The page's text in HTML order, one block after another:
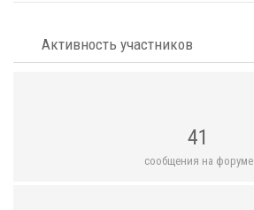
Активность участников
41
сообщения на форуме